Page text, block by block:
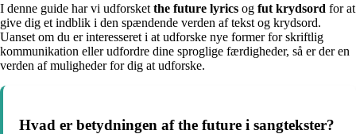
I denne guide har vi udforsket the future lyrics og fut krydsord for at
give dig et indblik i den spændende verden af tekst og krydsord.
Uanset om du er interesseret i at udforske nye former for skriftlig
kommunikation eller udfordre dine sproglige færdigheder, så er der en
verden af muligheder for dig at udforske.
Hvad er betydningen af the future i sangtekster?